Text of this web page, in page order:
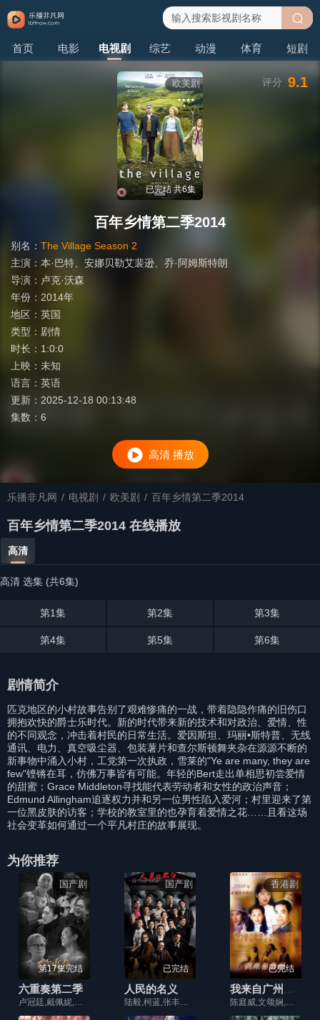
首页 电影 电视剧 综艺 动漫 体育 短剧
搜
欧美剧
已完结 共6集
百年乡情第二季2014
别名： The Village Season 2
主演： 本·巴特 安娜贝勒艾裴逊
乔·阿姆斯特朗
导演： 卢克·沃森
年份： 2014年
地区： 英国
类型： 剧情
时长： 1:0:0
上映： 未知
语言： 英语
更新： 2025-12-18 00:13:48
集数： 6
评分 9.1
高清 播放
乐播非凡网 / 电视剧 / 欧美剧 / 百年乡情第二季2014
百年乡情第二季2014 在线播放
高清
高清 选集 (共6集)
第1集 第2集 第3集
第4集 第5集 第6集
剧情简介
匹克地区的小村故事告别了艰难惨痛的一战，带着隐隐作痛的旧伤口
拥抱欢快的爵士乐时代。新的时代带来新的技术和对政治、爱情、性
的不同观念，冲击着村民的日常生活。爱因斯坦、玛丽•斯特普、无线
通讯、电力、真空吸尘器、包装薯片和查尔斯顿舞夹杂在源源不断的
新事物中涌入小村，工党第一次执政，雪莱的"Ye are many, they are
few"铿锵在耳，仿佛万事皆有可能。年轻的Bert走出单相思初尝爱情
的甜蜜；Grace Middleton寻找能代表劳动者和女性的政治声音；
Edmund Allingham追逐权力并和另一位男性陷入爱河；村里迎来了第
一位黑皮肤的访客；学校的教室里的也孕育着爱情之花……且看这场
社会变革如何通过一个平凡村庄的故事展现。
为你推荐
国产剧
第17集完结
六重奏第二季
卢冠廷,戴佩妮,唐汉霄,罗大佑,陈秀男,李泉,林海
国产剧
已完结
人民的名义
陆毅,柯蓝,张丰毅,吴刚,许亚军,张志坚,胡静,张凯丽,高亚麟,白志迪,李建义,冯雷,李光复,赵子琪,丁海峰,张晞临,岳秀清,翟万臣,许文广,侯勇,黄品沅,王丽云,陶慧敏,徐光宇,黄俊鹏,李威,阚犇犇,唐菀,纪帅,李昕岳,黄薇,高英,赵龙豪,施大生,卞涛,何达,侯天来,沈晓海,郝光,孙宁,李学政,徐小恪,王海平,滕爱弦,方晓莉,李飞,于诚群,石强,王晞,何昕霖,欧阳培龙,刘若谷,杨嘉华,曹杨,张艺丹,李路,宗晶,赵雄,史政涵,王建兵,亚飞,贾米娜,张世民,潘兴源,赵文春,包云飞,陈果,马丹旎,张萍,胡世群
香港剧
已完结
我来自广州国语
陈庭威,文颂娴,欧锦棠,王馨平,袁文杰,王薇,杜汶泽